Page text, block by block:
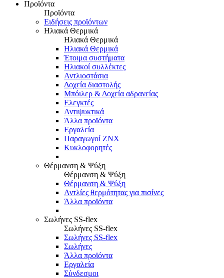
Προϊόντα
Προϊόντα
Ειδήσεις προϊόντων
Ηλιακά Θερμικά
Ηλιακά Θερμικά
Ηλιακά Θερμικά
Έτοιμα συστήματα
Ηλιακοί συλλέκτες
Αντλιοστάσια
Δοχεία διαστολής
Μπόιλερ & Δοχεία αδρανείας
Ελεγκτές
Αντιψυκτικά
Άλλα προϊόντα
Εργαλεία
Παραγωγοί ΖΝΧ
Κυκλοφορητές
Θέρμανση & Ψύξη
Θέρμανση & Ψύξη
Θέρμανση & Ψύξη
Αντλίες θερμότητας για πισίνες
Άλλα προϊόντα
Σωλήνες SS-flex
Σωλήνες SS-flex
Σωλήνες SS-flex
Σωλήνες
Άλλα προϊόντα
Εργαλεία
Σύνδεσμοι